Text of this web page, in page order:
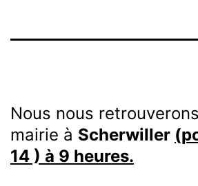
Nous nous
mairie à Scherwiller
14 ) à 9 heures.